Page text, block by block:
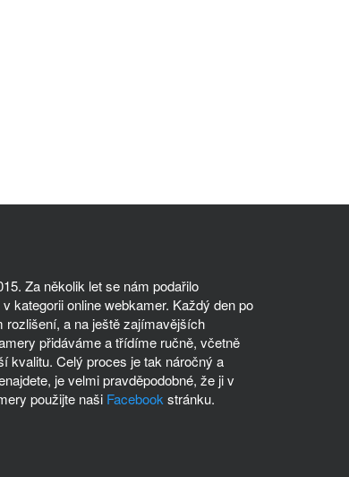
Za několik let se nám podařilo
kategorii online webkamer. Každý den po
a na ještě zajímavějších
přidáváme a třídíme ručně, včetně
kvalitu. Celý proces je tak náročný a
je velmi pravděpodobné, že ji v
použijte naši Facebook stránku.